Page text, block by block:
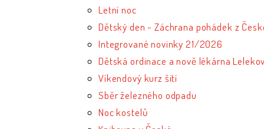
Letní noc
Dětský den - Záchrana pohádek z
Integrované novinky 21/2026
Dětská ordinace a nově lékárna
Víkendový kurz šití
Sběr železného odpadu
Noc kostelů